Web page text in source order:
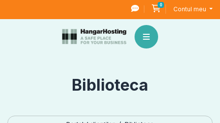
0Coș de cumpărături
Contul meu
Biblioteca